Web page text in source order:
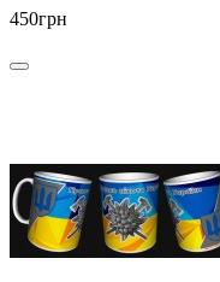
450грн